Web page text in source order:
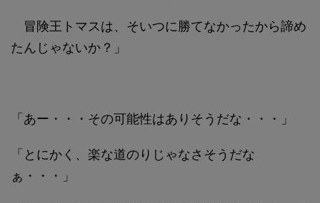
冒険王トマスは、そいつに勝てなかったから諦め
たんじゃないか？」
「あー・・・その可能性はありそうだな・・・」
「とにかく、楽な道のりじゃなさそうだな
ぁ・・・」